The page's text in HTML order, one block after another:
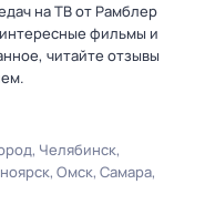
на ТВ от Рамблер
фильмы и
читайте отзывы
Челябинск
Омск Самара